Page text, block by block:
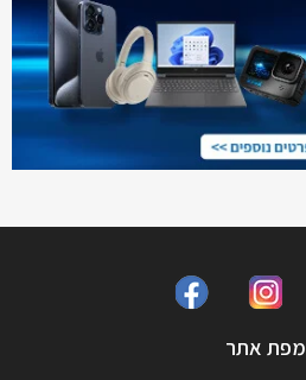
מפת אתר